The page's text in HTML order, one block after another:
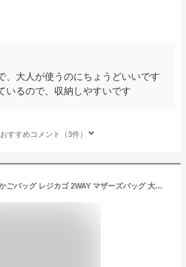
、大人が使うのにちょうどいいです
いるので、収納しやすいです
すすめコメント（3件）
レジカゴバッグ レジかごバッグ レジカゴ 2WAY マザーズバッグ 大容量 リュック レジかごリュック エコバッグ HELLO KITTY ハローキティ サンリオ 抗菌 防臭 撥水 はっ水 折りたたみ コンパクト 7001